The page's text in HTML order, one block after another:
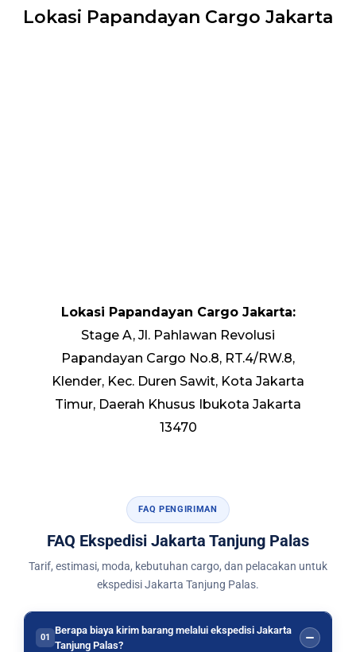
Lokasi Papandayan Cargo Jakarta
Lokasi Papandayan Cargo Jakarta:
Stage A, Jl. Pahlawan Revolusi
Papandayan Cargo No.8, RT.4/RW.8,
Klender, Kec. Duren Sawit, Kota Jakarta
Timur, Daerah Khusus Ibukota Jakarta
13470
FAQ PENGIRIMAN
FAQ Ekspedisi Jakarta Tanjung Palas
Tarif, estimasi, moda, kebutuhan cargo, dan pelacakan untuk
ekspedisi Jakarta Tanjung Palas.
01
Berapa biaya kirim barang melalui ekspedisi Jakarta
Tanjung Palas?